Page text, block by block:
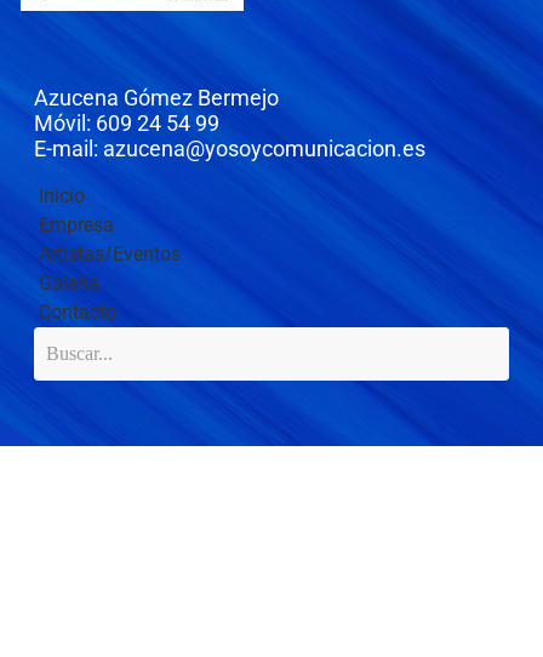
Azucena Gómez Bermejo
Móvil: 609 24 54 99
E-mail: azucena@yosoycomunicacion.es
Inicio
Empresa
Artistas/Eventos
Galería
Contacto